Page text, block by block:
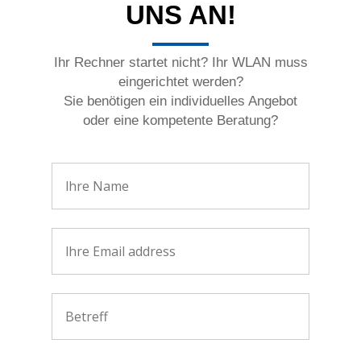
UNS AN!
Ihr Rechner startet nicht? Ihr WLAN muss
eingerichtet werden?
Sie benötigen ein individuelles Angebot
oder eine kompetente Beratung?